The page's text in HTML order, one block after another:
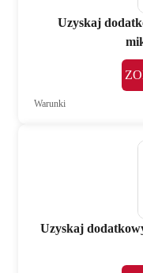
Uzyskaj
Warunki
Uzyskaj